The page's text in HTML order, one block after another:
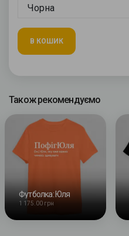
В КОШИК
Також рекомендуємо
Футболка: Юля
1 175.00 грн